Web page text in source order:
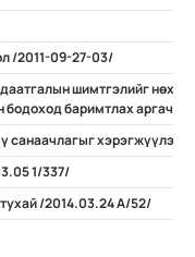
/2011-09-27-03/
шимтгэлийг нөхөн
баримтлах
санаачлагыг хэрэгжүүлэх
1/337/
/2014.03.24 А/52/